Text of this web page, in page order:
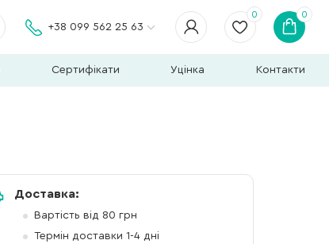
+38 099 562 25 63
0 0
Сертифікати Уцінка Контакти
Доставка:
Вартість від 80 грн
Термін доставки 1-4 дні